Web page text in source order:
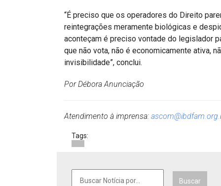
“É preciso que os operadores do Direito
reintegrações meramente biológicas e
aconteçam é preciso vontade do legislador
que não vota, não é economicamente ativa,
invisibilidade”, conclui.
Por Débora Anunciação
Atendimento à imprensa:
Tags:
Buscar